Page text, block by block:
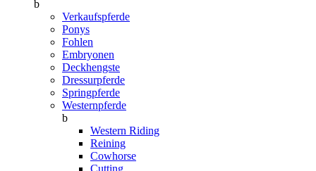
b
Verkaufspferde
Ponys
Fohlen
Embryonen
Deckhengste
Dressurpferde
Springpferde
Westernpferde
b
Western Riding
Reining
Cowhorse
Cutting